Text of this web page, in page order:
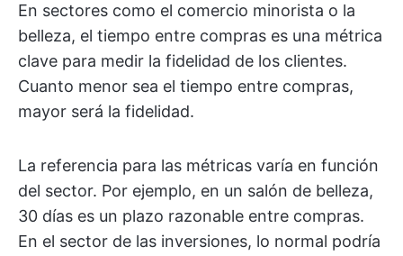
En sectores como el comercio minorista o la
belleza, el tiempo entre compras es una métrica
clave para medir la fidelidad de los clientes.
Cuanto menor sea el tiempo entre compras,
mayor será la fidelidad.
La referencia para las métricas varía en función
del sector. Por ejemplo, en un salón de belleza,
30 días es un plazo razonable entre compras.
En el sector de las inversiones, lo normal podría